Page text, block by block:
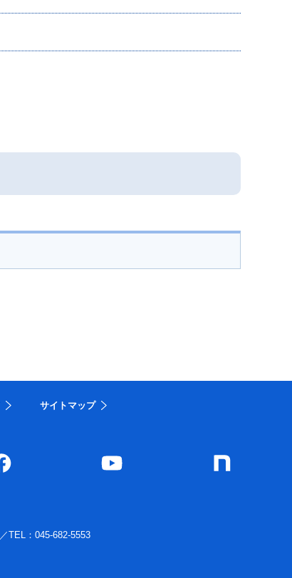
サイトマップ
／TEL：045-682-5553